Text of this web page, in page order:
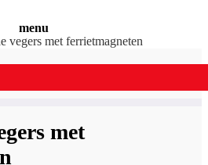
menu
vegers met ferrietmagneten
met